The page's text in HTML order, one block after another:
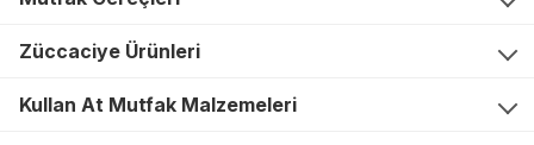
Züccaciye Ürünleri
Kullan At Mutfak Malzemeleri